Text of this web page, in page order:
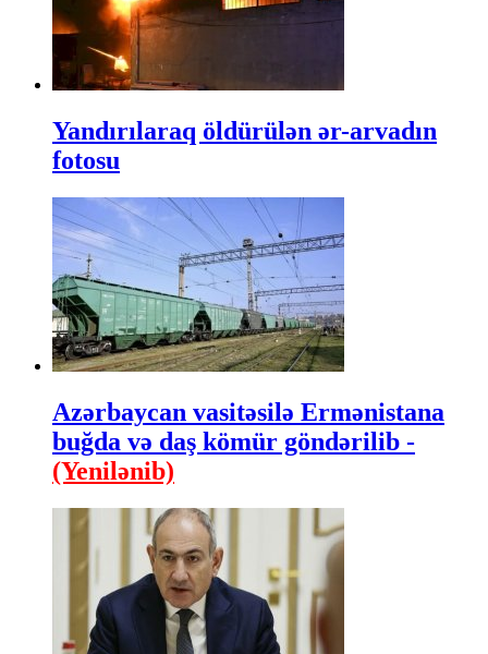
Yandırılaraq öldürülən ər-arvadın
fotosu
Azərbaycan vasitəsilə Ermənistana
buğda və daş kömür göndərilib -
(Yenilənib)